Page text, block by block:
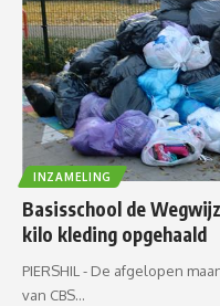
INZAMELING
Basisschool de
kilo kleding opgehaald
PIERSHIL - De afgelopen
van CBS…